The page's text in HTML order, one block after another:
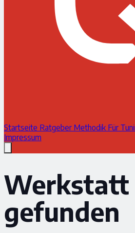
Startseite Ratgeber Methodik Für
Impressum
Werkstatt
gefunden